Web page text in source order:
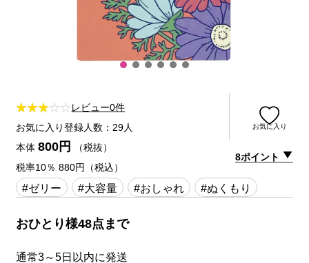
レビュー0件
お気に入り登録人数：29人
お気に入り
本体 800円
（税抜）
税率10％ 880円（税込）
8ポイント
#ゼリー #大容量 #おしゃれ #ぬくもり
おひとり様48点まで
通常3～5日以内に発送